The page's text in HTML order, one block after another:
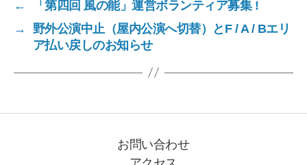
←
「第四回 風の能」運営ボランティア募集 !
→
野外公演中止（屋内公演へ切替）とF / A / Bエリ
ア払い戻しのお知らせ
お問い合わせ